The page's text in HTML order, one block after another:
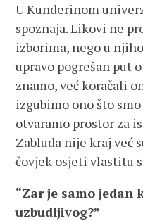
U Kunderinom
spoznaja. Likovi ne
izborima, nego u
upravo pogrešan put
znamo, već koračali
izgubimo ono što
otvaramo prostor za
Zabluda nije kraj već
čovjek osjeti vlastitu
“Zar je samo jedan
uzbudljivog?”